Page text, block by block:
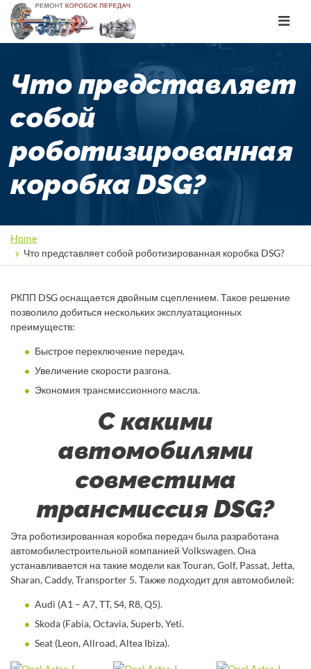
Toggle
Что представляет
собой
роботизированная
коробка DSG?
Home
Что представляет собой роботизированная коробка DSG?
РКПП DSG оснащается двойным сцеплением. Такое решение
позволило добиться нескольких эксплуатационных
преимуществ:
Быстрое переключение передач.
Увеличение скорости разгона.
Экономия трансмиссионного масла.
С какими
автомобилями
совместима
трансмиссия DSG?
Эта роботизированная коробка передач была разработана
автомобилестроительной компанией Volkswagen. Она
устанавливается на такие модели как Touran, Golf, Passat, Jetta,
Sharan, Caddy, Transporter 5. Также подходит для автомобилей:
Audi (A1 – A7, TT, S4, R8, Q5).
Skoda (Fabia, Octavia, Superb, Yeti.
Seat (Leon, Allroad, Altea Ibiza).